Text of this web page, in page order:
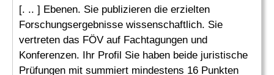
[. .. ] Ebenen. Sie publizieren die erzielten
Forschungsergebnisse wissenschaftlich. Sie
vertreten das FÖV auf Fachtagungen und
Konferenzen. Ihr Profil Sie haben beide juristische
Prüfungen mit summiert mindestens 16 Punkten